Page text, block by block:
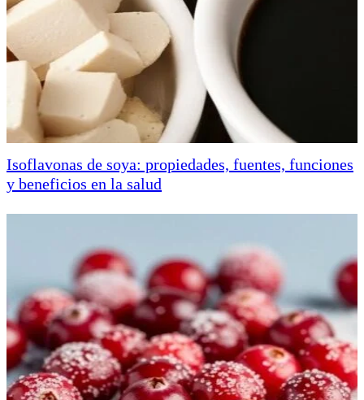
Isoflavonas de soya: propiedades, fuentes, funciones
y beneficios en la salud